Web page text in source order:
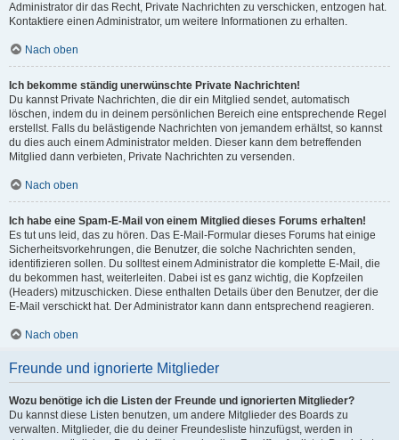
Administrator dir das Recht, Private Nachrichten zu verschicken, entzogen hat.
Kontaktiere einen Administrator, um weitere Informationen zu erhalten.
Nach oben
Ich bekomme ständig unerwünschte Private Nachrichten!
Du kannst Private Nachrichten, die dir ein Mitglied sendet, automatisch
löschen, indem du in deinem persönlichen Bereich eine entsprechende Regel
erstellst. Falls du belästigende Nachrichten von jemandem erhältst, so kannst
du dies auch einem Administrator melden. Dieser kann dem betreffenden
Mitglied dann verbieten, Private Nachrichten zu versenden.
Nach oben
Ich habe eine Spam-E-Mail von einem Mitglied dieses Forums erhalten!
Es tut uns leid, das zu hören. Das E-Mail-Formular dieses Forums hat einige
Sicherheitsvorkehrungen, die Benutzer, die solche Nachrichten senden,
identifizieren sollen. Du solltest einem Administrator die komplette E-Mail, die
du bekommen hast, weiterleiten. Dabei ist es ganz wichtig, die Kopfzeilen
(Headers) mitzuschicken. Diese enthalten Details über den Benutzer, der die
E-Mail verschickt hat. Der Administrator kann dann entsprechend reagieren.
Nach oben
Freunde und ignorierte Mitglieder
Wozu benötige ich die Listen der Freunde und ignorierten Mitglieder?
Du kannst diese Listen benutzen, um andere Mitglieder des Boards zu
verwalten. Mitglieder, die du deiner Freundesliste hinzufügst, werden in